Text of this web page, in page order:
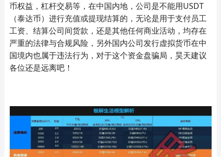
币权益，杠杆交易等，在中国内地，公司是不能用USDT
（泰达币）进行充值或提现结算的，无论是用于支付员工
工资、结算公司间货款，还是其他任何商业活动，均存在
严重的法律与合规风险，另外国内公司发行虚拟货币在中
国境内也属于违法行为，对于这个资金盘骗局，昊天建议
各位还是远离吧！